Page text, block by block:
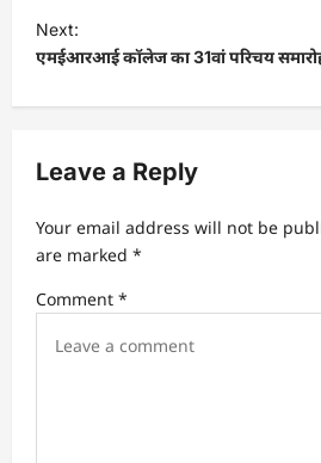
s
t
v
g
t
Next:
एमईआरआई कॉलेज का 31वां परिचय
Leave a Reply
Your email address will not be
are marked *
Comment *